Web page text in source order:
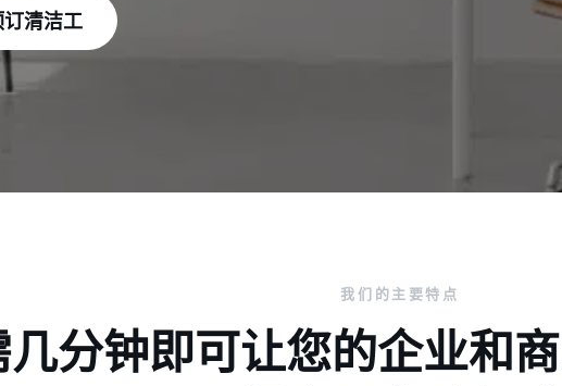
清洁工
我们的主要特点
分钟即可让您的企业和